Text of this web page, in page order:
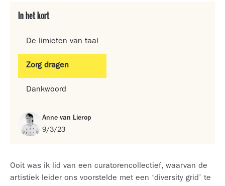
In het kort
De limieten van taal
Zorg dragen
Dankwoord
Anne van Lierop
9/3/23
Ooit was ik lid van een curatorencollectief, waarvan de
artistiek leider ons voorstelde met een ‘diversity grid’ te